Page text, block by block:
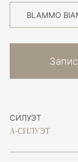
СИЛУЭТ
А-СИЛУЭТ
BLAMMO